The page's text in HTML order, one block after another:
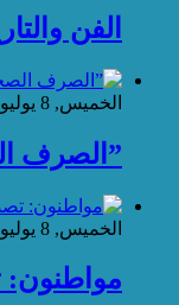
الفن
الخميس, 8 يوليو 2021
”الصرف
الخميس, 8 يوليو 2021
مواطنون: